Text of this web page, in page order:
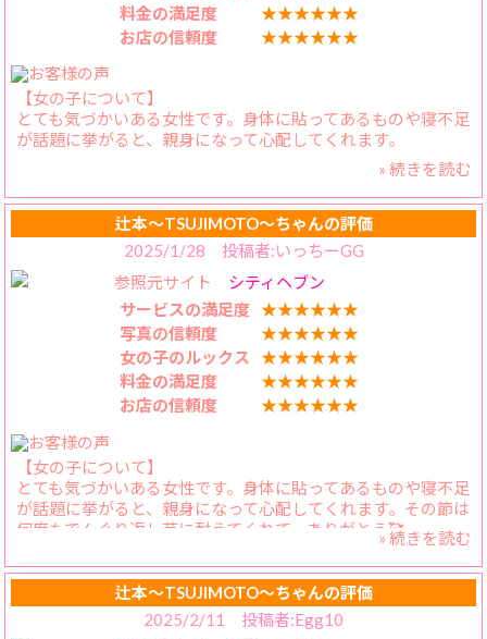
【スタッフの対応】
電話回数少ないのは、本当に助かります。
料金の満足度
★★★★★★
お店の信頼度
★★★★★★
【女の子について】
とても気づかいある女性です。身体に貼ってあるものや寝不足
が話題に挙がると、親身になって心配してくれます。
かえらさんと楽しく過ごせて、特典もつくのでお得感ありで
ベッドに行くと、照明の調整もそこそこに笑顔でちゅうを求
めてくれるので、覆いかぶさって濃厚なキスを何度も交わし
ます。するとかえらさんはセクシーモードになり、それだけ
でもイキそうになってしまいます。
【スタッフの対応】
電話回数少ないのは、本当に助かります。
» 続きを読む
辻本〜TSUJIMOTO〜ちゃんの評価
2025/1/28 投稿者:いっちーGG
参照元サイト シティヘブン
サービスの満足度
★★★★★★
写真の信頼度
★★★★★★
女の子のルックス
★★★★★★
料金の満足度
★★★★★★
お店の信頼度
★★★★★★
【女の子について】
とても気づかいある女性です。身体に貼ってあるものや寝不足
が話題に挙がると、親身になって心配してくれます。その節は
何度もでんぐり返し芸に耐えてくれて、ありがとう🥰
【料金納得度】
かえらさんと楽しく過ごせて、特典もつくのでお得感ありで
す！
» 続きを読む
辻本〜TSUJIMOTO〜ちゃんの評価
2025/2/11 投稿者:Egg10